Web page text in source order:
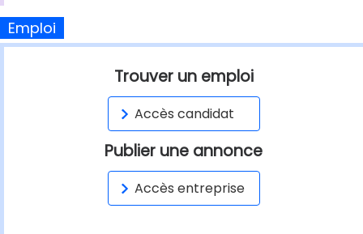
Emploi
Trouver un emploi
Accès candidat
Publier une annonce
Accès entreprise